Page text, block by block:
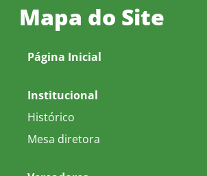
Mapa do Site
Página Inicial
Institucional
Histórico
Mesa diretora